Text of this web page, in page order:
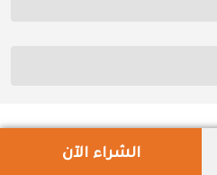
الشراء الآن